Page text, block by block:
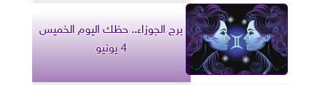
برج الجوزاء.. حظك اليوم الخميس
4 يونيو